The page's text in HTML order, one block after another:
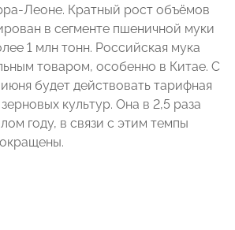
­Леоне. Кратный рост объёмов
в сегменте пшеничной муки
1 млн тонн. Российская мука
товаром, особенно в Китае. С
будет действовать тарифная
культур. Она в 2,5 раза
году, в связи с этим темпы